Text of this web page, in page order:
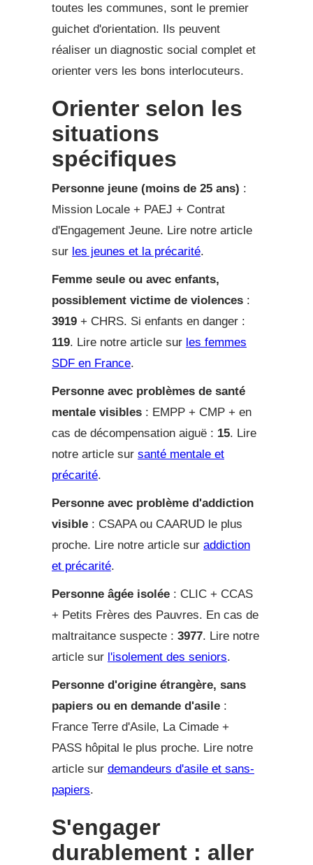
toutes les communes, sont le premier
guichet d'orientation. Ils peuvent
réaliser un diagnostic social complet et
orienter vers les bons interlocuteurs.
Orienter selon les
situations
spécifiques
Personne jeune (moins de 25 ans) :
Mission Locale + PAEJ + Contrat
d'Engagement Jeune. Lire notre article
sur les jeunes et la précarité.
Femme seule ou avec enfants,
possiblement victime de violences :
3919 + CHRS. Si enfants en danger :
119. Lire notre article sur les femmes
SDF en France.
Personne avec problèmes de santé
mentale visibles : EMPP + CMP + en
cas de décompensation aiguë : 15. Lire
notre article sur santé mentale et
précarité.
Personne avec problème d'addiction
visible : CSAPA ou CAARUD le plus
proche. Lire notre article sur addiction
et précarité.
Personne âgée isolée : CLIC + CCAS
+ Petits Frères des Pauvres. En cas de
maltraitance suspecte : 3977. Lire notre
article sur l'isolement des seniors.
Personne d'origine étrangère, sans
papiers ou en demande d'asile :
France Terre d'Asile, La Cimade +
PASS hôpital le plus proche. Lire notre
article sur demandeurs d'asile et sans-
papiers.
S'engager
durablement : aller